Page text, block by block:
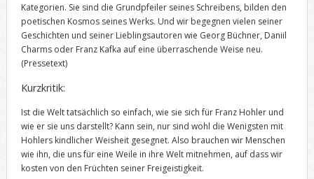
Kategorien. Sie sind die Grundpfeiler seines Schreibens, bilden den
poetischen Kosmos seines Werks. Und wir begegnen vielen seiner
Geschichten und seiner Lieblingsautoren wie Georg Büchner, Daniil
Charms oder Franz Kafka auf eine überraschende Weise neu.
(Pressetext)
Kurzkritik:
Ist die Welt tatsächlich so einfach, wie sie sich für Franz Hohler und
wie er sie uns darstellt? Kann sein, nur sind wohl die Wenigsten mit
Hohlers kindlicher Weisheit gesegnet. Also brauchen wir Menschen
wie ihn, die uns für eine Weile in ihre Welt mitnehmen, auf dass wir
kosten von den Früchten seiner Freigeistigkeit.